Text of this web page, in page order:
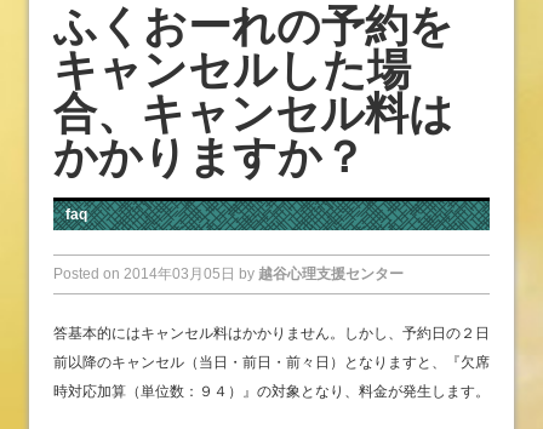
ふくおーれの予約を
キャンセルした場
合、キャンセル料は
かかりますか？
faq
Posted on 2014年03月05日 by 越谷心理支援センター
答基本的にはキャンセル料はかかりません。しかし、予約日の２日
前以降のキャンセル（当日・前日・前々日）となりますと、『欠席
時対応加算（単位数：９４）』の対象となり、料金が発生します。